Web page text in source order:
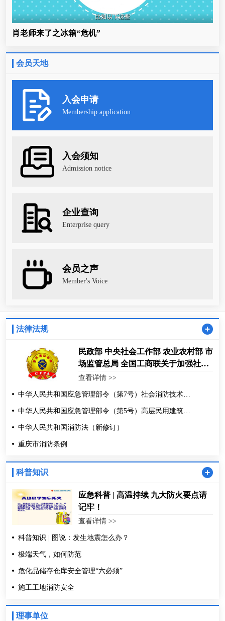
肖老师来了之冰箱“危机”
会员天地
入会申请
Membership application
入会须知
Admission notice
企业查询
Enterprise query
会员之声
Member's Voice
法律法规
民政部 中央社会工作部 农业农村部 市
场监管总局 全国工商联关于加强社会
组织规范化建设推动社会组织高质量
查看详情 >>
中华人民共和国应急管理部令（第7号）社会消防技术服
中华人民共和国应急管理部令（第5号）高层民用建筑消
中华人民共和国消防法（新修订）
重庆市消防条例
科普知识
应急科普 | 高温持续 九大防火要点请
记牢！
查看详情 >>
科普知识 | 图说：发生地震怎么办？
极端天气，如何防范
危化品储存仓库安全管理“六必须”
施工工地消防安全
理事单位
重庆市梓轩消防设备有限公司
重庆六合成消防工程有限公司
重庆炳辉智能科技发展有限公司
中机中联工程有限公司
重庆丰源消防工程有限公司
重庆磐安消防工程有限公司
重庆盛华消防工程有限公司
四川美立方门业有限公司 （重庆）